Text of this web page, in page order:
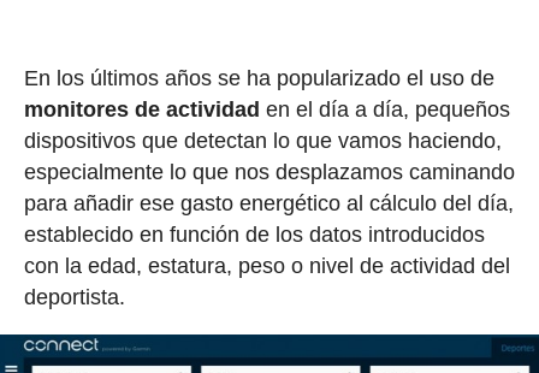
En los últimos años se ha popularizado el uso de
monitores de actividad en el día a día, pequeños
dispositivos que detectan lo que vamos haciendo,
especialmente lo que nos desplazamos caminando
para añadir ese gasto energético al cálculo del día,
establecido en función de los datos introducidos
con la edad, estatura, peso o nivel de actividad del
deportista.